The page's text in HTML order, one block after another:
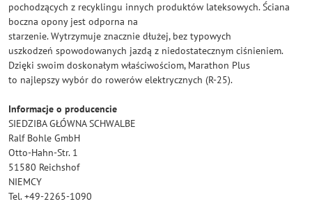
pochodzących z recyklingu innych produktów lateksowych. Ściana
boczna opony jest odporna na
starzenie. Wytrzymuje znacznie dłużej, bez typowych
uszkodzeń spowodowanych jazdą z niedostatecznym ciśnieniem.
Dzięki swoim doskonałym właściwościom, Marathon Plus
to najlepszy wybór do rowerów elektrycznych (R-25).
Informacje o producencie
SIEDZIBA GŁÓWNA SCHWALBE
Ralf Bohle GmbH
Otto-Hahn-Str. 1
51580 Reichshof
NIEMCY
Tel. +49-2265-1090